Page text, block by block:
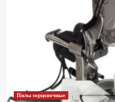
Пилы торцовочные